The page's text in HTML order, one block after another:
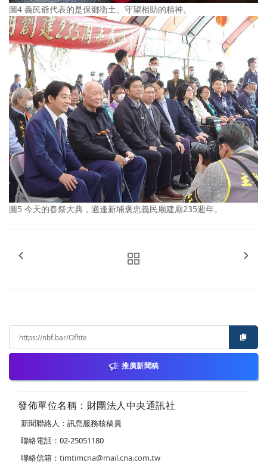
圖4 義民爺代表的是保鄉衛土、守望相助的精神。
圖5 今天的春祭大典，適逢新埔褒忠義民廟建廟235週年。
推廣新聞稿
發佈單位名稱：財團法人中央通訊社
新聞聯絡人：訊息服務核稿員
聯絡電話：02-25051180
聯絡信箱： timtimcna@mail.cna.com.tw